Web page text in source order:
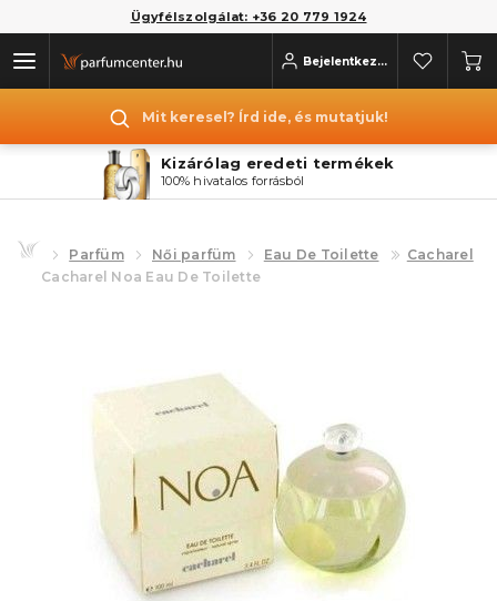
Ügyfélszolgálat: +36 20 779 1924
Bejelentkezés
Mit keresel? Írd ide, és mutatjuk!
Kizárólag eredeti termékek
100% hivatalos forrásból
Parfüm Női parfüm Eau De Toilette
Cacharel
Cacharel Noa Eau De Toilette